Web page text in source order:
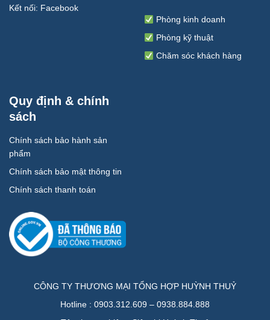
Kết nối: Facebook
Phòng kinh doanh
Phòng kỹ thuật
Chăm sóc khách hàng
Quy định & chính
sách
Chính sách bảo hành sản
phẩm
Chính sách bảo mật thông tin
Chính sách thanh toán
CÔNG TY THƯƠNG MẠI TỔNG HỢP HUỲNH THUỶ
Hotline : 0903.312.609 – 0938.884.888